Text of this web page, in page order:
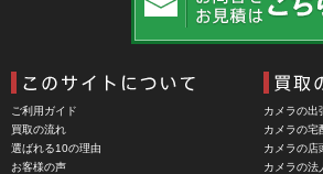
Cam Caddie（カムキャディ）
Carhartt（カーハート）
Carl Zeiss Jena（カールツアイスイエナ）
CASIO（カシオ）
ご利用ガイド
買取の流れ
選ばれる10の理由
お客様の声
カメラの出
カメラの宅
カメラの店
カメラの法